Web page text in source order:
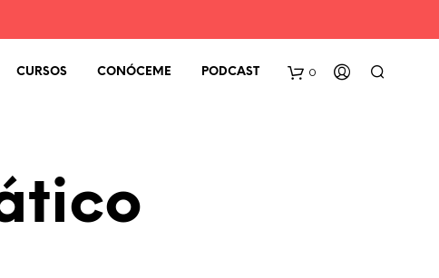
0
CURSOS CONÓCEME PODCAST